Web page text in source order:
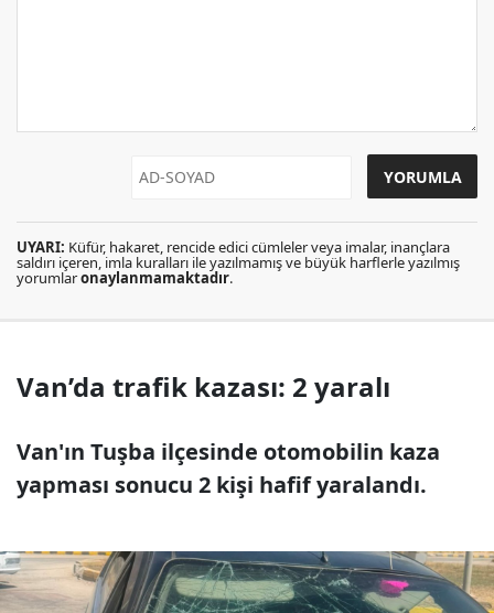
UYARI: Küfür, hakaret, rencide edici cümleler veya imalar, inançlara
saldırı içeren, imla kuralları ile yazılmamış ve büyük harflerle yazılmış
yorumlaronaylanmamaktadır.
Van’da trafik kazası: 2 yaralı
Van'ın Tuşba ilçesinde otomobilin kaza
yapması sonucu 2 kişi hafif yaralandı.